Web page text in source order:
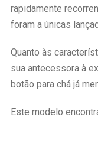
rapidamente
foram a únicas
Quanto às
sua antecessora à
botão para chá já
Este modelo